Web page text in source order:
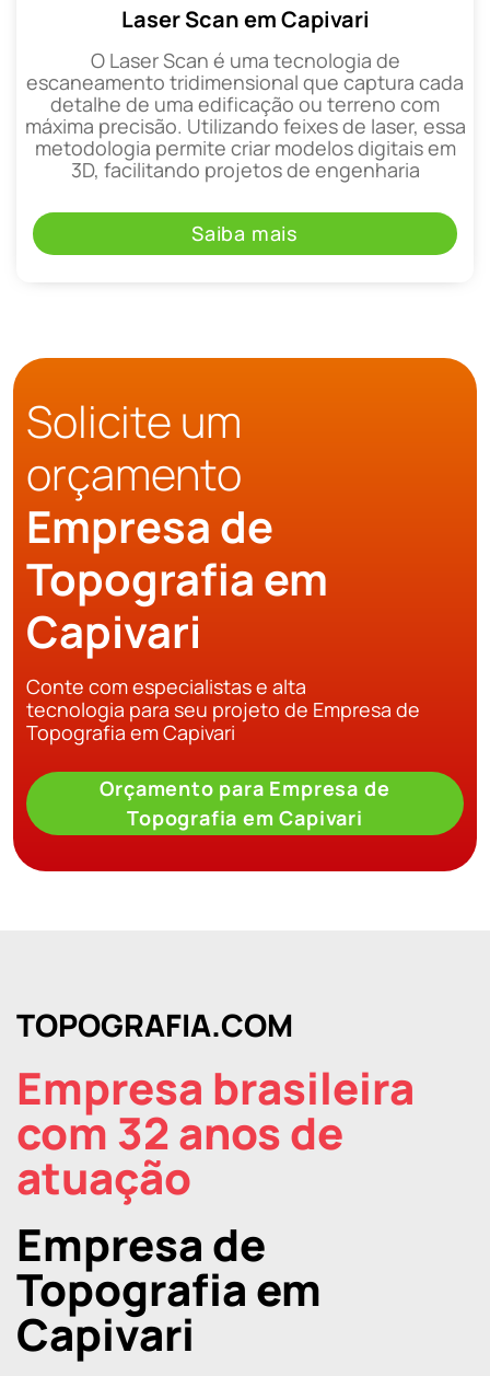
Laser Scan em Capivari
O Laser Scan é uma tecnologia de
escaneamento tridimensional que captura cada
detalhe de uma edificação ou terreno com
máxima precisão. Utilizando feixes de laser, essa
metodologia permite criar modelos digitais em
3D, facilitando projetos de engenharia
Saiba mais
Solicite um
orçamento
Empresa de
Topografia em
Capivari
Conte com especialistas e alta
tecnologia para seu projeto de Empresa de
Topografia em Capivari
Orçamento para Empresa de
Topografia em Capivari
TOPOGRAFIA.COM
Empresa brasileira
com 32 anos de
atuação
Empresa de
Topografia em
Capivari